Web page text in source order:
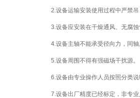
2.设备运输安装使用过程中严禁
3.设备应安装在干燥通风、无腐
4.设备主轴不能承受径向力，同
5.设备周围不得有强磁场干扰源。
6.设备由专业操作人员按照分类
7.设备出厂精度已经标定，非专